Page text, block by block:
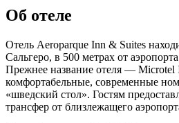
Об отеле
Отель Aeroparque Inn & Suites
Сальгеро, в 500 метрах от
Прежнее название отеля —
комфортабельные, современные
«шведский стол». Гостям
трансфер от близлежащего